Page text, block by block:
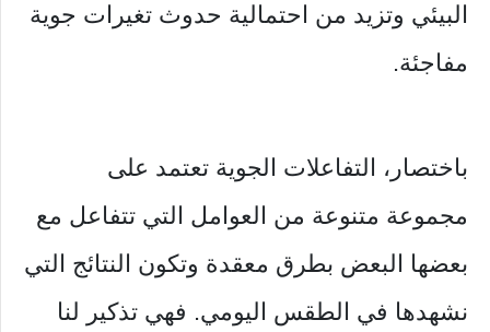
البيئي وتزيد من احتمالية حدوث تغيرات جوية
مفاجئة.
باختصار، التفاعلات الجوية تعتمد على
مجموعة متنوعة من العوامل التي تتفاعل مع
بعضها البعض بطرق معقدة وتكون النتائج التي
نشهدها في الطقس اليومي. فهي تذكير لنا